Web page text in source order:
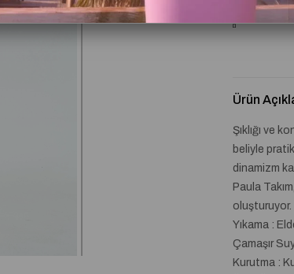
Kritik Stok
Ürün
Şıklığı ve
beliyle
dinamizm
Paula
oluşturuyor.
Yıkama :
Çamaşır
Kurutma :